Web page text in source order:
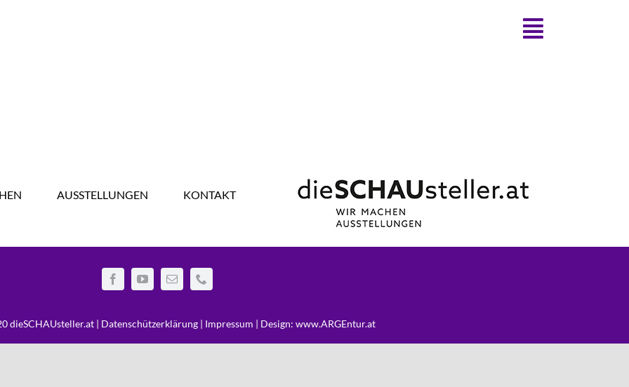
AUSSTELLUNGEN KONTAKT
dieSCHAUsteller.at | Datenschützerklärung | Impressum | Design: www.ARGEntur.at